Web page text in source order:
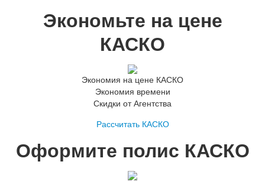
Экономьте на цене
КАСКО
Экономия на цене КАСКО
Экономия времени
Скидки от Агентства
Рассчитать КАСКО
Оформите полис КАСКО